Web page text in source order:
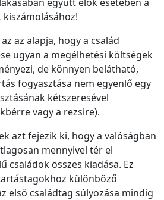
az alapja, hogy a család
ugyan a megélhetési költségek
de könnyen belátható,
fogyasztása nem egyenlő egy
kétszeresével
vagy a rezsire).
azt fejezik ki, hogy a valóságban
mennyivel tér el
családok összes kiadása. Ez
különböző
első családtag súlyozása mindig